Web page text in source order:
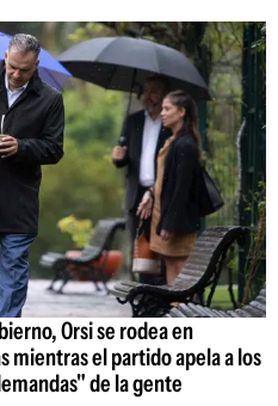
Orsi se rodea en
mientras el partido apela a los
de la gente